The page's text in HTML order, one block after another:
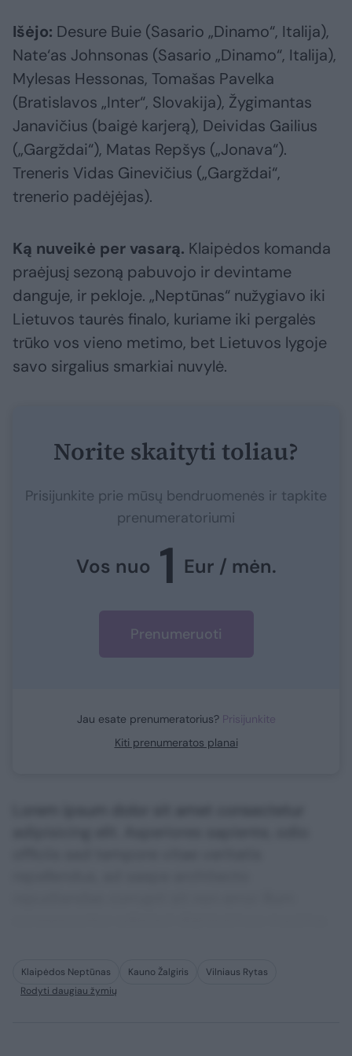
Išėjo: Desure Buie (Sasario „Dinamo“, Italija),
Nate‘as Johnsonas (Sasario „Dinamo“, Italija),
Mylesas Hessonas, Tomašas Pavelka
(Bratislavos „Inter“, Slovakija), Žygimantas
Janavičius (baigė karjerą), Deividas Gailius
(„Gargždai“), Matas Repšys („Jonava“).
Treneris Vidas Ginevičius („Gargždai“,
trenerio padėjėjas).
Ką nuveikė per vasarą. Klaipėdos komanda
praėjusį sezoną pabuvojo ir devintame
danguje, ir pekloje. „Neptūnas“ nužygiavo iki
Lietuvos taurės finalo, kuriame iki pergalės
trūko vos vieno metimo, bet Lietuvos lygoje
savo sirgalius smarkiai nuvylė.
Norite skaityti toliau?
Prisijunkite prie mūsų bendruomenės ir tapkite
prenumeratoriumi
Vos nuo 1 Eur / mėn.
Prenumeruoti
Jau esate prenumeratorius? Prisijunkite
Kiti prenumeratos planai
Klaipėdos Neptūnas Kauno Žalgiris
Vilniaus Rytas
Rodyti daugiau žymių